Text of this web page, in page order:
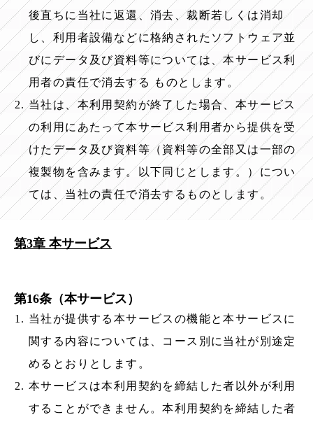
後直ちに当社に返還、消去、裁断若しくは消却
し、利用者設備などに格納されたソフトウェア並
びにデータ及び資料等については、本サービス利
用者の責任で消去する ものとします。
当社は、本利用契約が終了した場合、本サービス
の利用にあたって本サービス利用者から提供を受
けたデータ及び資料等（資料等の全部又は一部の
複製物を含みます。以下同じとします。）につい
ては、当社の責任で消去するものとします。
第3章 本サービス
第16条（本サービス）
当社が提供する本サービスの機能と本サービスに
関する内容については、コース別に当社が別途定
めるとおりとします。
本サービスは本利用契約を締結した者以外が利用
することができません。本利用契約を締結した者